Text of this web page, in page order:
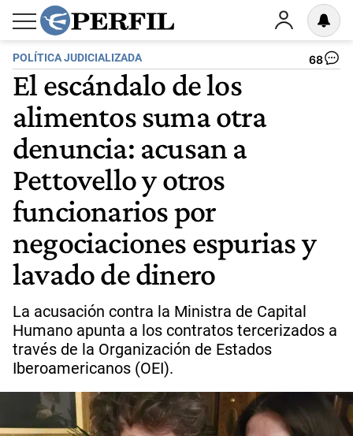
POLÍTICA JUDICIALIZADA 68
El escándalo de los
alimentos suma otra
denuncia: acusan a
Pettovello y otros
funcionarios por
negociaciones espurias y
lavado de dinero
La acusación contra la Ministra de Capital
Humano apunta a los contratos tercerizados a
través de la Organización de Estados
Iberoamericanos (OEI).